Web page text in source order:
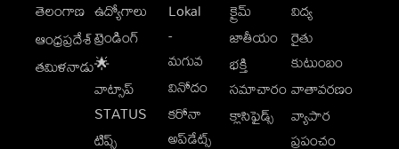
తెలంగాణ
ఆంధ్రప్రదేశ్
తమిళనాడు
ఉద్యోగాలు
ట్రెండింగ్
🌟
వాట్సాప్
STATUS
టిప్స్
Lokal
-
మగువ
వినోదం
కరోనా
అప్‌డేట్స్
క్రైమ్
జాతీయం
భక్తి
సమాచారం
క్లాసిఫైడ్స్
విద్య
రైతు
కుటుంబం
వాతావరణం
వ్యాపార
ప్రపంచం